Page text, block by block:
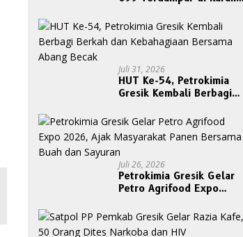
Upaya Evakuasi
Juli 31, 2026
HUT Ke-54, Petrokimia
Gresik Kembali Berbagi
Bersama Abang Becak
Juli 26, 2026
Petrokimia Gresik Gelar
Petro Agrifood Expo
Panen Bersama Buah dan
Sayuran